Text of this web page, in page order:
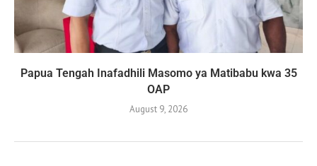
Papua Tengah Inafadhili Masomo ya Matibabu kwa 35
OAP
August 9, 2026